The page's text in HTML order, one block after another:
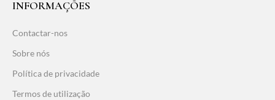
INFORMAÇÕES
Contactar-nos
Sobre nós
Política de privacidade
Termos de utilização